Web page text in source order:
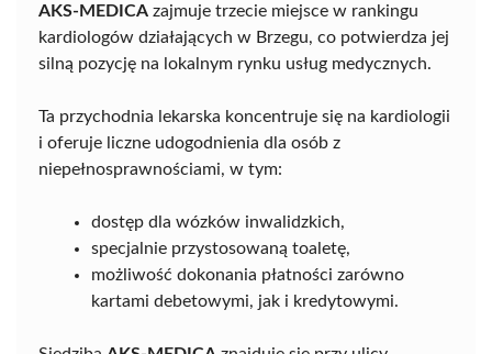
AKS-MEDICA zajmuje trzecie miejsce w rankingu
kardiologów działających w Brzegu, co potwierdza jej
silną pozycję na lokalnym rynku usług medycznych.
Ta przychodnia lekarska koncentruje się na kardiologii
i oferuje liczne udogodnienia dla osób z
niepełnosprawnościami, w tym:
dostęp dla wózków inwalidzkich,
specjalnie przystosowaną toaletę,
możliwość dokonania płatności zarówno
kartami debetowymi, jak i kredytowymi.